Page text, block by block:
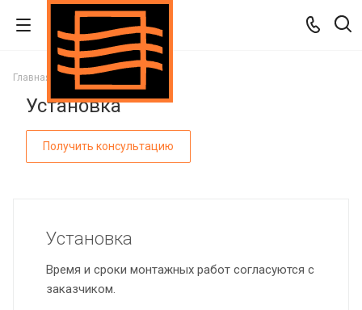
Главная Услуги
Установка
Получить консультацию
Установка
Время и сроки монтажных работ согласуются с
заказчиком.